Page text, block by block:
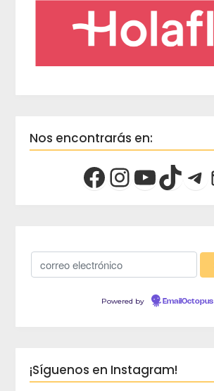
Nos encontrarás en:
Powered by EmailOctopus
¡Síguenos en Instagram!